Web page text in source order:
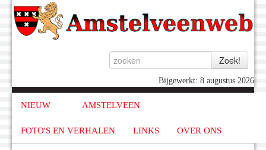
Bijgewerkt: 8 augustus 2026
NIEUW AMSTELVEEN
FOTO'S EN VERHALEN LINKS OVER ONS